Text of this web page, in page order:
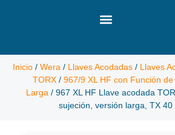
Inicio / Wera / Llaves Acodadas / Llaves
TORX/ 967/9 XL HF con Función
Larga / 967 XL HF Llave acodada
sujeción, versión larga, TX 40